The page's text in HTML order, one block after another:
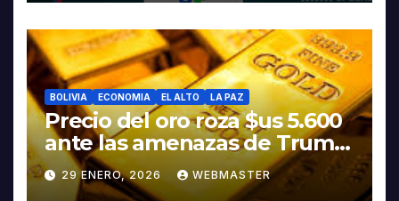
BOLIVIA ECONOMIA EL ALTO LA PAZ
Precio del oro roza $us 5.600
ante las amenazas de Trump
contra Irán
29 ENERO, 2026 WEBMASTER